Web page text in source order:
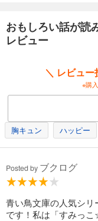
おもしろい話が
レビュー
＼ レビュ
※購
胸キュン
ハッピー
Posted by ブクログ
青い鳥文庫の人気シ
です！私は「すみっ